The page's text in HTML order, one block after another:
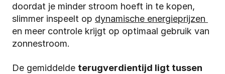
doordat je minder stroom hoeft in te kopen,
slimmer inspeelt op
en meer controle krijgt op optimaal gebruik van
zonnestroom.
De gemiddelde terugverdientijd ligt tussen